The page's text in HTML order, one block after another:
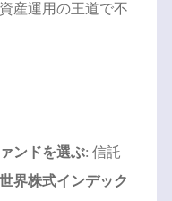
産運用の王道で不
ンドを選ぶ: 信託
界株式インデック